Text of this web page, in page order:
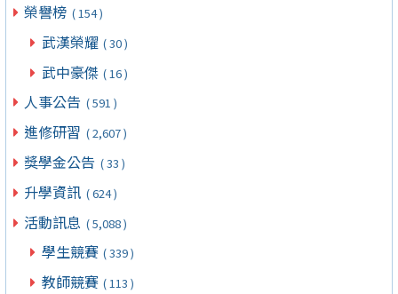
榮譽榜 ( 154 )
武漢榮耀 ( 30 )
武中豪傑 ( 16 )
人事公告 ( 591 )
進修研習 ( 2,607 )
獎學金公告 ( 33 )
升學資訊 ( 624 )
活動訊息 ( 5,088 )
學生競賽 ( 339 )
教師競賽 ( 113 )